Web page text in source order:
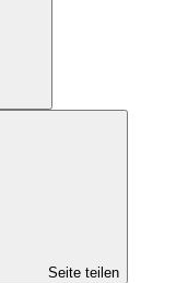
Seite teilen